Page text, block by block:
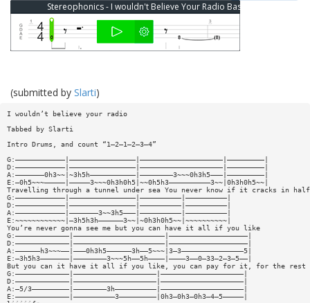
Stereophonics - I wouldn't Believe Your Radio Bass Tab
(submitted by Slarti)
I wouldn’t believe your radio
Tabbed by Slarti
Intro Drums, and count “1—2—1—2—3—4”
G:————————————|————————————————|————————————————————|—————————|
D:————————————|————————————————|————————————————————|—————————|
A:———————0h3~~|~3h5h———————————|————————3~~~0h3h5———|—————————|
E:—0h5~~~—————|—————3~~~0h3h0h5|~~0h5h3——————————3~~|0h3h0h5~~|
Travelling through a tunnel under sea You never know if it cracks in half
G:————————————|————————————————|——————————|——————————|
D:————————————|————————————————|——————————|——————————|
A:————————————|———————3~~3h5———|——————————|——————————|
E:~~~~~~~~~~~~|—3h5h3h——————3~~|~0h3h0h5~~|~~~~~~~~~~|
You’re never gonna see me but you can have it all if you like
G:—————————————|——————————————————————|———————————————————|
D:—————————————|——————————————————————|———————————————————|
A:——————h3~~~——|———0h3h5——————3h——5~~~|3—3———————————————5|
E:—3h5h3———————|————————3~~~5h——5h————|————3——0—33—2—3—5——|
But you can it have it all if you like, you can pay for it, for the rest
G:—————————————|————————————————————|————————————————————|
D:—————————————|————————————————————|————————————————————|
A:—5/3—————————|————————3h——————————|————————————————————|
E:—————————————|——————————3—————————|0h3—0h3—0h3—4—5—————|